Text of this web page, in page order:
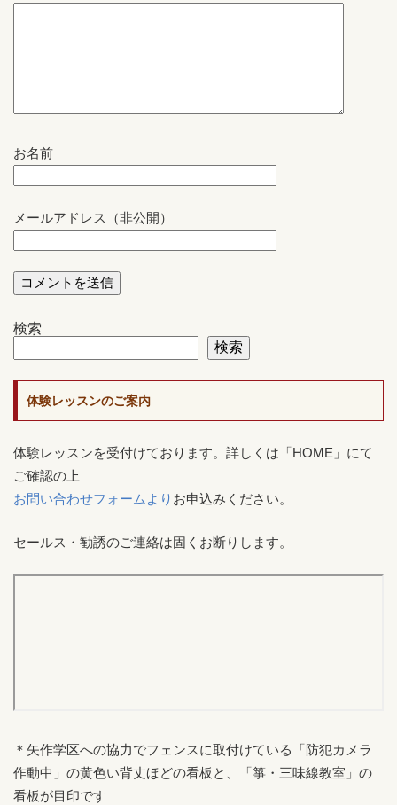
お名前
メールアドレス（非公開）
検索
検索
体験レッスンのご案内
体験レッスンを受付けております。詳しくは「HOME」にて
ご確認の上
お問い合わせフォームより お申込みください。
セールス・勧誘のご連絡は固くお断りします。
＊矢作学区への協力でフェンスに取付けている「防犯カメラ
作動中」の黄色い背丈ほどの看板と、「箏・三味線教室」の
看板が目印です